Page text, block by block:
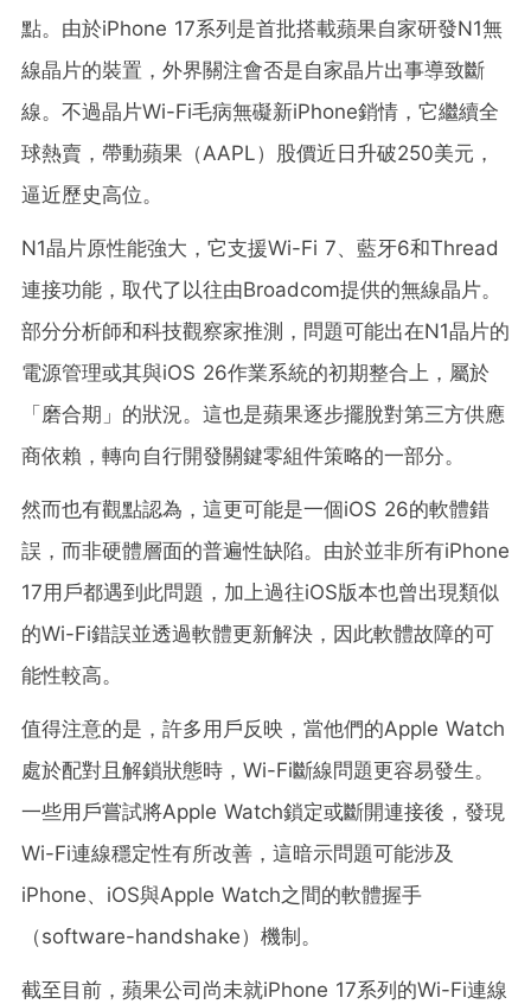
點。由於iPhone 17系列是首批搭載蘋果自家研發N1無
線晶片的裝置，外界關注會否是自家晶片出事導致斷
線。不過晶片Wi-Fi毛病無礙新iPhone銷情，它繼續全
球熱賣，帶動蘋果（AAPL）股價近日升破250美元，
逼近歷史高位。
N1晶片原性能強大，它支援Wi-Fi 7、藍牙6和Thread
連接功能，取代了以往由Broadcom提供的無線晶片。
部分分析師和科技觀察家推測，問題可能出在N1晶片的
電源管理或其與iOS 26作業系統的初期整合上，屬於
「磨合期」的狀況。這也是蘋果逐步擺脫對第三方供應
商依賴，轉向自行開發關鍵零組件策略的一部分。
然而也有觀點認為，這更可能是一個iOS 26的軟體錯
誤，而非硬體層面的普遍性缺陷。由於並非所有iPhone
17用戶都遇到此問題，加上過往iOS版本也曾出現類似
的Wi-Fi錯誤並透過軟體更新解決，因此軟體故障的可
能性較高。
值得注意的是，許多用戶反映，當他們的Apple Watch
處於配對且解鎖狀態時，Wi-Fi斷線問題更容易發生。
一些用戶嘗試將Apple Watch鎖定或斷開連接後，發現
Wi-Fi連線穩定性有所改善，這暗示問題可能涉及
iPhone、iOS與Apple Watch之間的軟體握手
（software-handshake）機制。
截至目前，蘋果公司尚未就iPhone 17系列的Wi-Fi連線